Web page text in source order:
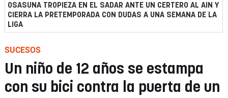
OSASUNA TROPIEZA EN EL SADAR ANTE UN CERTERO AL AIN Y
CIERRA LA PRETEMPORADA CON DUDAS A UNA SEMANA DE LA
LIGA
SUCESOS
Un niño de 12 años se estampa
con su bici contra la puerta de un